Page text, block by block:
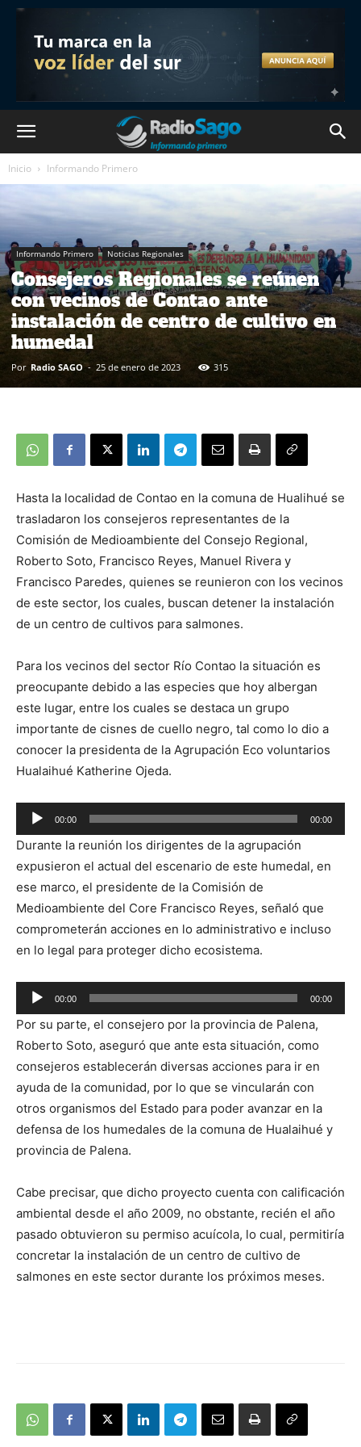
Inicio Informando Primero
Informando Primero Noticias Regionales
Consejeros Regionales se reúnen
con vecinos de Contao ante
instalación de centro de cultivo en
humedal
Por Radio SAGO - 25 de enero de 2023 315
Hasta la localidad de Contao en la comuna de Hualihué se
trasladaron los consejeros representantes de la
Comisión de Medioambiente del Consejo Regional,
Roberto Soto, Francisco Reyes, Manuel Rivera y
Francisco Paredes, quienes se reunieron con los vecinos
de este sector, los cuales, buscan detener la instalación
de un centro de cultivos para salmones.
Para los vecinos del sector Río Contao la situación es
preocupante debido a las especies que hoy albergan
este lugar, entre los cuales se destaca un grupo
importante de cisnes de cuello negro, tal como lo dio a
conocer la presidenta de la Agrupación Eco voluntarios
Hualaihué Katherine Ojeda.
Reproductor
de
audio
00:00 00:00
Durante la reunión los dirigentes de la agrupación
expusieron el actual del escenario de este humedal, en
ese marco, el presidente de la Comisión de
Medioambiente del Core Francisco Reyes, señaló que
comprometerán acciones en lo administrativo e incluso
en lo legal para proteger dicho ecosistema.
Reproductor
de
audio
00:00 00:00
Por su parte, el consejero por la provincia de Palena,
Roberto Soto, aseguró que ante esta situación, como
consejeros establecerán diversas acciones para ir en
ayuda de la comunidad, por lo que se vincularán con
otros organismos del Estado para poder avanzar en la
defensa de los humedales de la comuna de Hualaihué y
provincia de Palena.
Cabe precisar, que dicho proyecto cuenta con calificación
ambiental desde el año 2009, no obstante, recién el año
pasado obtuvieron su permiso acuícola, lo cual, permitiría
concretar la instalación de un centro de cultivo de
salmones en este sector durante los próximos meses.